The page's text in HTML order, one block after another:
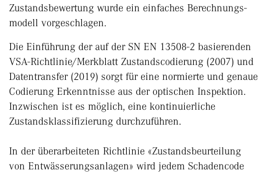
Zustandsbewertung wurde ein einfaches Berechnungs­
modell vorgeschlagen.
Die Einführung der auf der SN EN 13508-2 basierenden
VSA-Richtlinie/Merkblatt Zustandscodierung (2007) und
Datentransfer (2019) sorgt für eine normierte und genaue
Codierung Erkenntnisse aus der optischen Inspektion.
Inzwischen ist es möglich, eine kontinuierliche
Zustandsklassifizierung durchzuführen.
In der überarbeiteten Richtlinie «Zustandsbeurteilung
von Entwässerungsanlagen» wird jedem Schadencode